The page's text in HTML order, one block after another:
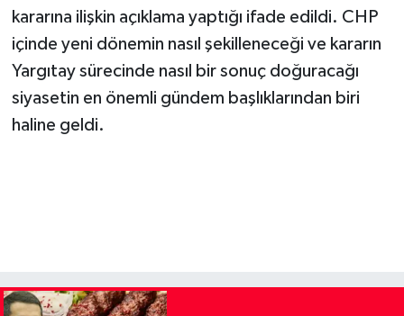
kararına ilişkin açıklama yaptığı ifade edildi. CHP
içinde yeni dönemin nasıl şekilleneceği ve kararın
Yargıtay sürecinde nasıl bir sonuç doğuracağı
siyasetin en önemli gündem başlıklarından biri
haline geldi.